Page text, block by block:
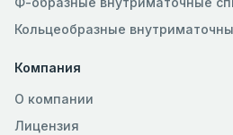
Кольцеобразные
Компания
О компании
Лицензия